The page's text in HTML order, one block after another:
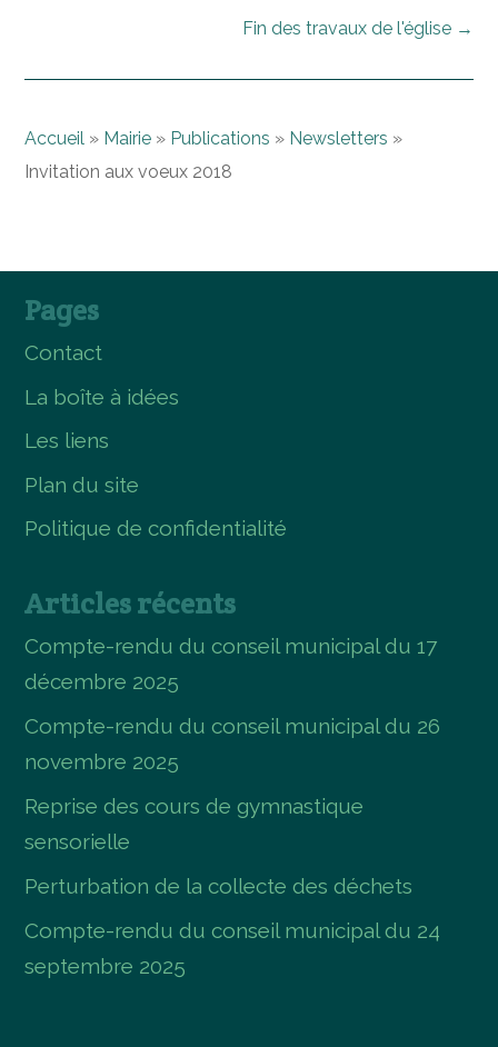
Fin des travaux de l'église→
Accueil » Mairie » Publications » Newsletters »
Invitation aux voeux 2018
Pages
Contact
La boîte à idées
Les liens
Plan du site
Politique de confidentialité
Articles récents
Compte-rendu du conseil municipal du 17
décembre 2025
Compte-rendu du conseil municipal du 26
novembre 2025
Reprise des cours de gymnastique
sensorielle
Perturbation de la collecte des déchets
Compte-rendu du conseil municipal du 24
septembre 2025